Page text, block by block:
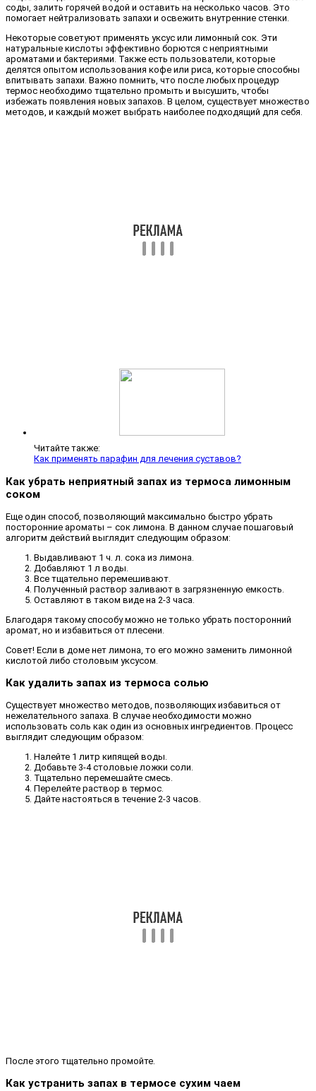
соды, залить горячей водой и оставить на несколько часов. Это
помогает нейтрализовать запахи и освежить внутренние стенки.
Некоторые советуют применять уксус или лимонный сок. Эти
натуральные кислоты эффективно борются с неприятными
ароматами и бактериями. Также есть пользователи, которые
делятся опытом использования кофе или риса, которые способны
впитывать запахи. Важно помнить, что после любых процедур
термос необходимо тщательно промыть и высушить, чтобы
избежать появления новых запахов. В целом, существует множество
методов, и каждый может выбрать наиболее подходящий для себя.
Читайте также:
Как применять парафин для лечения суставов?
Как убрать неприятный запах из термоса лимонным
соком
Еще один способ, позволяющий максимально быстро убрать
посторонние ароматы – сок лимона. В данном случае пошаговый
алгоритм действий выглядит следующим образом:
Выдавливают 1 ч. л. сока из лимона.
Добавляют 1 л воды.
Все тщательно перемешивают.
Полученный раствор заливают в загрязненную емкость.
Оставляют в таком виде на 2-3 часа.
Благодаря такому способу можно не только убрать посторонний
аромат, но и избавиться от плесени.
Совет! Если в доме нет лимона, то его можно заменить лимонной
кислотой либо столовым уксусом.
Как удалить запах из термоса солью
Существует множество методов, позволяющих избавиться от
нежелательного запаха. В случае необходимости можно
использовать соль как один из основных ингредиентов. Процесс
выглядит следующим образом:
Налейте 1 литр кипящей воды.
Добавьте 3-4 столовые ложки соли.
Тщательно перемешайте смесь.
Перелейте раствор в термос.
Дайте настояться в течение 2-3 часов.
После этого тщательно промойте.
Как устранить запах в термосе сухим чаем